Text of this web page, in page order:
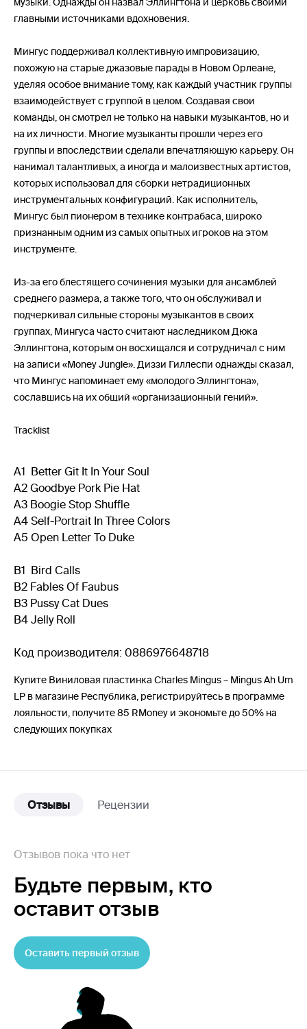
главными источниками вдохновения.
Мингус поддерживал коллективную импровизацию,
похожую на старые джазовые парады в Новом Орлеане,
уделяя особое внимание тому, как каждый участник группы
взаимодействует с группой в целом. Создавая свои
команды, он смотрел не только на навыки музыкантов, но и
на их личности. Многие музыканты прошли через его
группы и впоследствии сделали впечатляющую карьеру. Он
нанимал талантливых, а иногда и малоизвестных артистов,
которых использовал для сборки нетрадиционных
инструментальных конфигураций. Как исполнитель,
Мингус был пионером в технике контрабаса, широко
признанным одним из самых опытных игроков на этом
инструменте.
Из-за его блестящего сочинения музыки для ансамблей
среднего размера, а также того, что он обслуживал и
подчеркивал сильные стороны музыкантов в своих
группах, Мингуса часто считают наследником Дюка
Эллингтона, которым он восхищался и сотрудничал с ним
на записи «Money Jungle». Диззи Гиллеспи однажды сказал,
что Мингус напоминает ему «молодого Эллингтона»,
сославшись на их общий «организационный гений».
Tracklist
A1 Better Git It In Your Soul
A2 Goodbye Pork Pie Hat
A3 Boogie Stop Shuffle
A4 Self-Portrait In Three Colors
A5 Open Letter To Duke
B1 Bird Calls
B2 Fables Of Faubus
B3 Pussy Cat Dues
B4 Jelly Roll
Код производителя: 0886976648718
Купите Виниловая пластинка Charles Mingus – Mingus Ah Um
LP в магазине Республика, регистрируйтесь в программе
лояльности, получите 85 RMoney и экономьте до 50% на
следующих покупках
Отзывы Рецензии
Отзывов пока что нет
Будьте первым, кто
оставит отзыв
Оставить первый отзыв